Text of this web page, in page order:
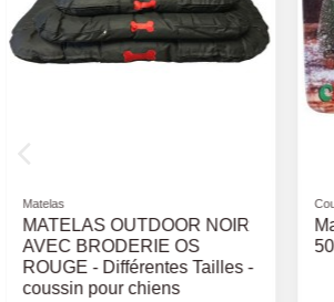
Bosch
Bosch Maxi Adult